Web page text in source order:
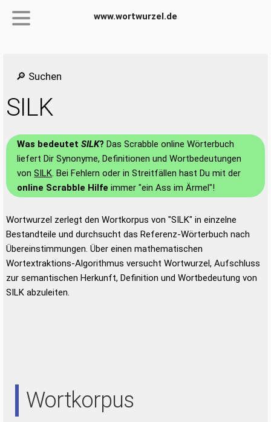
www.wortwurzel.de
🔎 Suchen
SILK
Was bedeutet SILK? Das Scrabble online Wörterbuch
liefert Dir Synonyme, Definitionen und Wortbedeutungen
von SILK. Bei Fehlern oder in Streitfällen hast Du mit der
online Scrabble Hilfe immer "ein Ass im Ärmel"!
Wortwurzel zerlegt den Wortkorpus von "SILK" in einzelne
Bestandteile und durchsucht das Referenz-Wörterbuch nach
Übereinstimmungen. Über einen mathematischen
Wortextraktions-Algorithmus versucht Wortwurzel, Aufschluss
zur semantischen Herkunft, Definition und Wortbedeutung von
SILK abzuleiten.
Wortkorpus